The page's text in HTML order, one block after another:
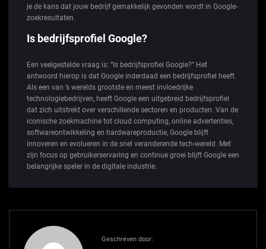
je de kans dat jouw bedrijf gemakkelijk gevonden wordt in Google-
zoekresultaten.
Is bedrijfsprofiel Google?
Een veelgestelde vraag is: “Is bedrijfsprofiel Google?” Het
antwoord hierop is dat Google inderdaad een bedrijfsprofiel heeft.
Als een van ’s werelds grootste en meest invloedrijke
technologiebedrijven, heeft Google een uitgebreid bedrijfsprofiel
dat zich uitstrekt over verschillende sectoren en producten. Van de
iconische zoekmachine tot cloud computing, online advertenties,
softwareontwikkeling en hardwareproductie, Google blijft
innoveren en evolueren in de snel veranderende tech-wereld. Met
zijn focus op gebruikerservaring en continue groei blijft Google een
belangrijke speler in de digitale industrie.
Geschreven door: